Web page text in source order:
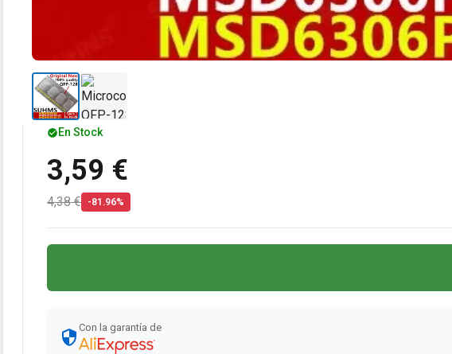
En Stock
3,59 €
4,38 € -81.96%
Con la garantía de